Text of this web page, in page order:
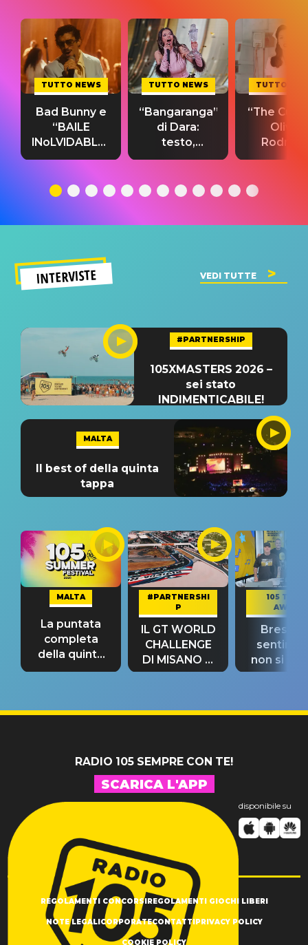
TUTTO NEWS
Bad Bunny e
“BAILE
INoLVIDABLE”:
testo,
significato
TUTTO NEWS
“Bangaranga”
di Dara:
testo,
traduzione e
del singolo
TUTTO
“The
Olivia
testo,
INTERVISTE VEDI TUTTE
#PARTNERSHIP
105XMASTERS 2026 –
sei stato
INDIMENTICABILE!
MALTA
Il best of della quinta
tappa
MALTA
La puntata
completa
della quinta
tappa
#PARTNERSHI
P
IL GT WORLD
CHALLENGE
DI MISANO si
riconferma
105 TAKE
AWAY
Bresh:
non si
fino alla
RADIO 105 SEMPRE CON TE!
SCARICA L'APP
disponibile su
REGOLAMENTI CONCORSIREGOLAMENTI GIOCHI LIBERI
NOTE LEGALICORPORATECONTATTIPRIVACY POLICY
COOKIE POLICY